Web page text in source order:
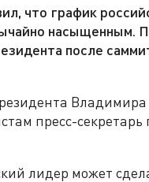
что график
насыщенным.
после
Владимира
пресс-секретарь
лидер может